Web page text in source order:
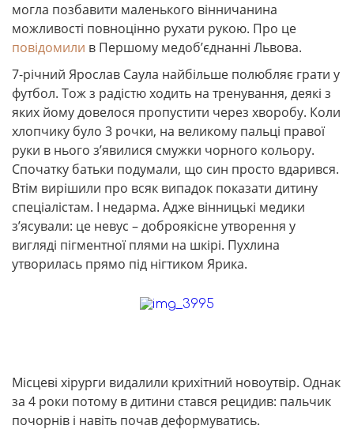
могла позбавити маленького вінничанина
можливості повноцінно рухати рукою. Про це
повідомили в Першому медоб’єднанні Львова.
7-річний Ярослав Саула найбільше полюбляє грати у
футбол. Тож з радістю ходить на тренування, деякі з
яких йому довелося пропустити через хворобу. Коли
хлопчику було 3 рочки, на великому пальці правої
руки в нього з’явилися смужки чорного кольору.
Спочатку батьки подумали, що син просто вдарився.
Втім вирішили про всяк випадок показати дитину
спеціалістам. І недарма. Адже вінницькі медики
з’ясували: це невус – доброякісне утворення у
вигляді пігментної плями на шкірі. Пухлина
утворилась прямо під нігтиком Ярика.
Місцеві хірурги видалили крихітний новоутвір. Однак
за 4 роки потому в дитини стався рецидив: пальчик
почорнів і навіть почав деформуватись.